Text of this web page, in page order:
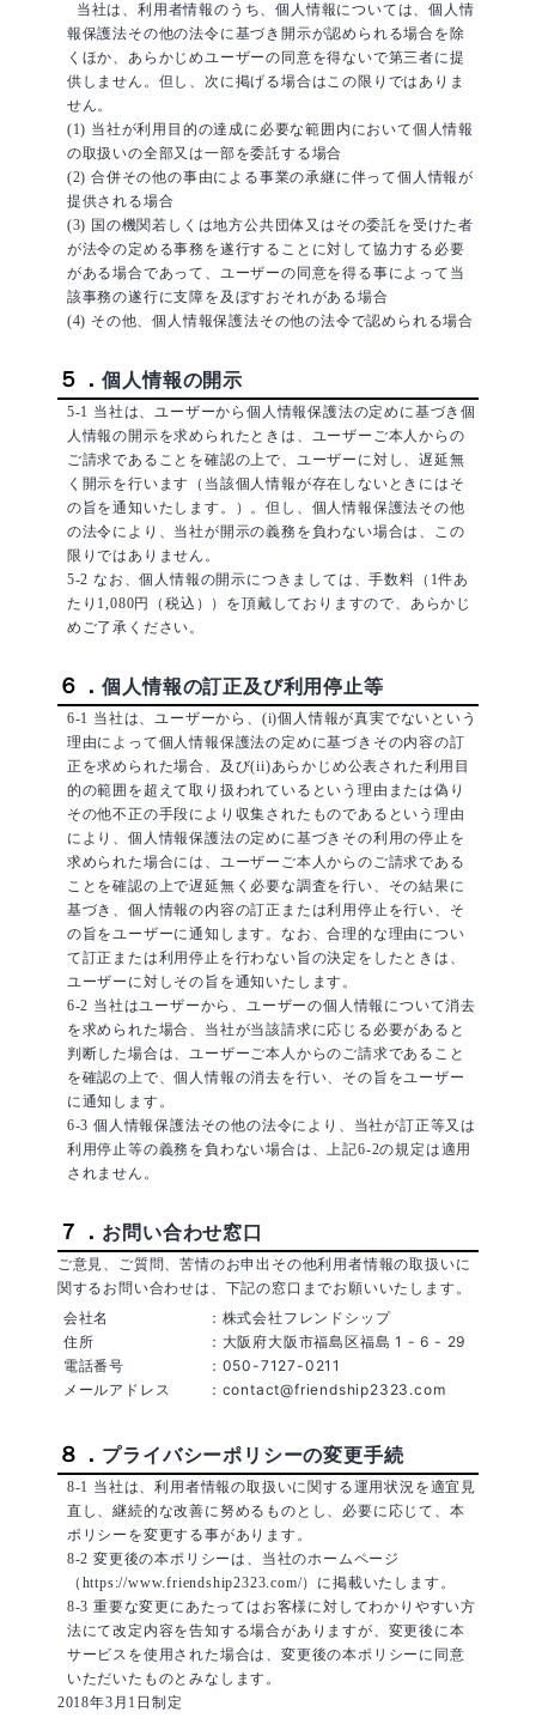
当社は、利用者情報のうち、個人情報については、個人情
報保護法その他の法令に基づき開示が認められる場合を除
くほか、あらかじめユーザーの同意を得ないで第三者に提
供しません。但し、次に掲げる場合はこの限りではありま
せん。
(1) 当社が利用目的の達成に必要な範囲内において個人情報
の取扱いの全部又は一部を委託する場合
(2) 合併その他の事由による事業の承継に伴って個人情報が
提供される場合
(3) 国の機関若しくは地方公共団体又はその委託を受けた者
が法令の定める事務を遂行することに対して協力する必要
がある場合であって、ユーザーの同意を得る事によって当
該事務の遂行に支障を及ぼすおそれがある場合
(4) その他、個人情報保護法その他の法令で認められる場合
５．個人情報の開示
5-1 当社は、ユーザーから個人情報保護法の定めに基づき個
人情報の開示を求められたときは、ユーザーご本人からの
ご請求であることを確認の上で、ユーザーに対し、遅延無
く開示を行います（当該個人情報が存在しないときにはそ
の旨を通知いたします。）。但し、個人情報保護法その他
の法令により、当社が開示の義務を負わない場合は、この
限りではありません。
5-2 なお、個人情報の開示につきましては、手数料（1件あ
たり1,080円（税込））を頂戴しておりますので、あらかじ
めご了承ください。
６．個人情報の訂正及び利用停止等
6-1 当社は、ユーザーから、(i)個人情報が真実でないという
理由によって個人情報保護法の定めに基づきその内容の訂
正を求められた場合、及び(ii)あらかじめ公表された利用目
的の範囲を超えて取り扱われているという理由または偽り
その他不正の手段により収集されたものであるという理由
により、個人情報保護法の定めに基づきその利用の停止を
求められた場合には、ユーザーご本人からのご請求である
ことを確認の上で遅延無く必要な調査を行い、その結果に
基づき、個人情報の内容の訂正または利用停止を行い、そ
の旨をユーザーに通知します。なお、合理的な理由につい
て訂正または利用停止を行わない旨の決定をしたときは、
ユーザーに対しその旨を通知いたします。
6-2 当社はユーザーから、ユーザーの個人情報について消去
を求められた場合、当社が当該請求に応じる必要があると
判断した場合は、ユーザーご本人からのご請求であること
を確認の上で、個人情報の消去を行い、その旨をユーザー
に通知します。
6-3 個人情報保護法その他の法令により、当社が訂正等又は
利用停止等の義務を負わない場合は、上記6-2の規定は適用
されません。
７． お問い合わせ窓口
ご意見、ご質問、苦情のお申出その他利用者情報の取扱いに
関するお問い合わせは、下記の窓口までお願いいたします。
会社名
：株式会社フレンドシップ
住所
：大阪府大阪市福島区福島 1 - 6 - 29
電話番号
：050-7127-0211
メールアドレス
：contact@friendship2323.com
８． プライバシーポリシーの変更手続
8-1 当社は、利用者情報の取扱いに関する運用状況を適宜見
直し、継続的な改善に努めるものとし、必要に応じて、本
ポリシーを変更する事があります。
8-2 変更後の本ポリシーは、当社のホームページ
（https://www.friendship2323.com/）に掲載いたします。
8-3 重要な変更にあたってはお客様に対してわかりやすい方
法にて改定内容を告知する場合がありますが、変更後に本
サービスを使用された場合は、変更後の本ポリシーに同意
いただいたものとみなします。
2018年3月1日制定